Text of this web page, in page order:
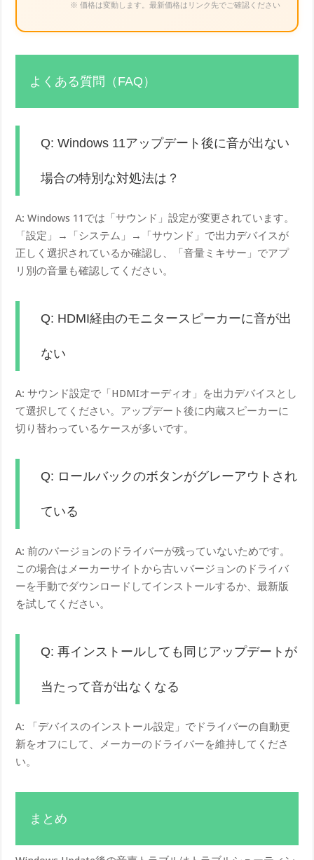
※ 価格は変動します。最新価格はリンク先でご確認ください
よくある質問（FAQ）
Q: Windows 11アップデート後に音が出ない
場合の特別な対処法は？
A: Windows 11では「サウンド」設定が変更されています。
「設定」→「システム」→「サウンド」で出力デバイスが
正しく選択されているか確認し、「音量ミキサー」でアプ
リ別の音量も確認してください。
Q: HDMI経由のモニタースピーカーに音が出
ない
A: サウンド設定で「HDMIオーディオ」を出力デバイスとし
て選択してください。アップデート後に内蔵スピーカーに
切り替わっているケースが多いです。
Q: ロールバックのボタンがグレーアウトされ
ている
A: 前のバージョンのドライバーが残っていないためです。
この場合はメーカーサイトから古いバージョンのドライバ
ーを手動でダウンロードしてインストールするか、最新版
を試してください。
Q: 再インストールしても同じアップデートが
当たって音が出なくなる
A: 「デバイスのインストール設定」でドライバーの自動更
新をオフにして、メーカーのドライバーを維持してくださ
い。
まとめ